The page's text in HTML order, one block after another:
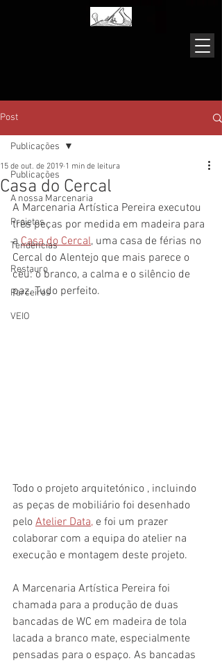
Post
Publicações
A nossa Marcenaria
Projetos
Tendências
Restauro
Parceiros
VEIO
Publicações
Casa do Cercal
15 de out. de 2019 1 min de leitura
A Marcenaria Artística Pereira executou
três peças por medida em madeira para
a Casa do Cercal, uma casa de férias no
Cercal do Alentejo que mais parece o
céu: o branco, a calma e o silêncio de
paz. Tudo perfeito.
Todo o projeto arquitetónico , incluindo
as peças de mobiliário foi desenhado
pelo Atelier Data, e foi um prazer
colaborar com a equipa do atelier na
execução e montagem deste projeto.
A Marcenaria Artística Pereira foi
chamada para a produção de duas
bancadas de WC em madeira de tola
lacada a branco mate, especialmente
pensadas para o espaço. As bancadas